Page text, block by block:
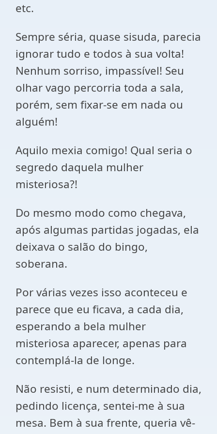
etc.
Sempre séria, quase sisuda, parecia
ignorar tudo e todos à sua volta!
Nenhum sorriso, impassível! Seu
olhar vago percorria toda a sala,
porém, sem fixar-se em nada ou
alguém!
Aquilo mexia comigo! Qual seria o
segredo daquela mulher
misteriosa?!
Do mesmo modo como chegava,
após algumas partidas jogadas, ela
deixava o salão do bingo,
soberana.
Por várias vezes isso aconteceu e
parece que eu ficava, a cada dia,
esperando a bela mulher
misteriosa aparecer, apenas para
contemplá-la de longe.
Não resisti, e num determinado dia,
pedindo licença, sentei-me à sua
mesa. Bem à sua frente, queria vê-